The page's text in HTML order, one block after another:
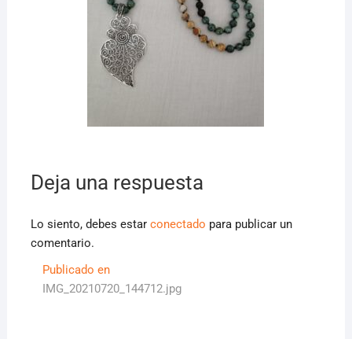
Deja una respuesta
Lo siento, debes estar conectado para publicar un
comentario.
Navegación
de
Publicado en
IMG_20210720_144712.jpg